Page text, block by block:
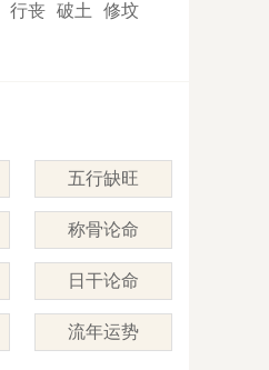
行丧 破土 修坟
五行缺旺
称骨论命
日干论命
流年运势